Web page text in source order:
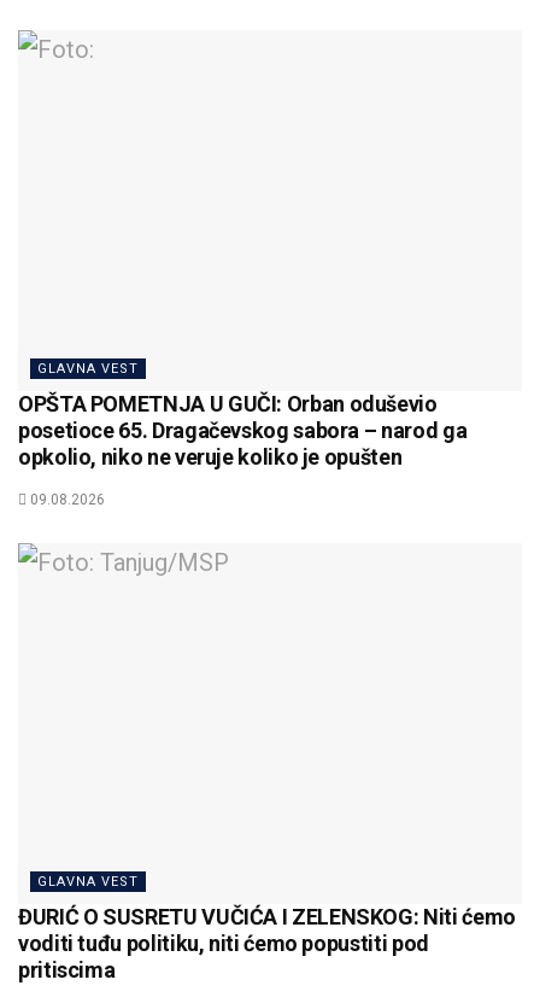
GLAVNA VEST
OPŠTA POMETNJA U GUČI: Orban oduševio
posetioce 65. Dragačevskog sabora – narod ga
opkolio, niko ne veruje koliko je opušten
09.08.2026
GLAVNA VEST
ĐURIĆ O SUSRETU VUČIĆA I ZELENSKOG: Niti ćemo
voditi tuđu politiku, niti ćemo popustiti pod
pritiscima